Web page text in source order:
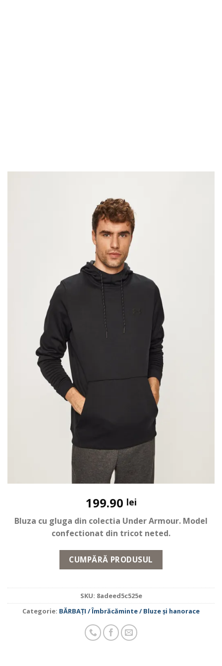
199.90 lei
Bluza cu gluga din colectia Under Armour. Model
confectionat din tricot neted.
CUMPĂRĂ PRODUSUL
SKU: 8adeed5c525e
Categorie: BĂRBAŢI / Îmbrăcăminte / Bluze și hanorace